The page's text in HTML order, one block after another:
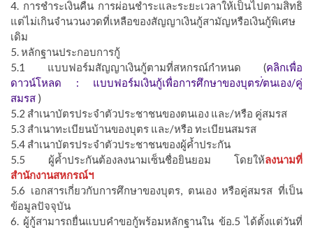
4. การชำระเงินคืน การผ่อนชำระและระยะเวลาให้เป็นไปตามสิทธิ
แต่ไม่เกินจำนวนงวดที่เหลือของสัญญาเงินกู้สามัญหรือเงินกู้พิเศษ
เดิม
5. หลักฐานประกอบการกู้
5.1 แบบฟอร์มสัญญาเงินกู้ตามที่สหกรณ์กำหนด (คลิกเพื่อ
ดาวน์โหลด : แบบฟอร์มเงินกู้เพื่อการศึกษาของบุตร/่ตนเอง/คู่
สมรส )
5.2 สำเนาบัตรประจำตัวประชาชนของตนเอง และ/หรือ คู่สมรส
5.3 สำเนาทะเบียนบ้านของบุตร และ/หรือ ทะเบียนสมรส
5.4 สำเนาบัตรประจำตัวประชาชนของผู้ค้ำประกัน
5.5 ผู้ค้ำประกันต้องลงนามเซ็นชื่อยินยอม โดยให้ลงนามที่
สำนักงานสหกรณ์ฯ
5.6 เอกสารเกี่ยวกับการศึกษาของบุตร, ตนเอง หรือคู่สมรส ที่เป็น
ข้อมูลปัจจุบัน
6. ผู้กู้สามารถยื่นแบบคำขอกู้พร้อมหลักฐานใน ข้อ.5 ได้ตั้งแต่วันที่